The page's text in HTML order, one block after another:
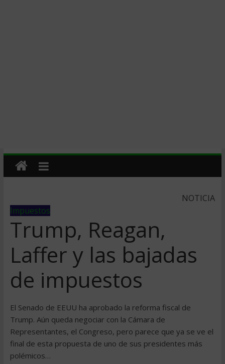
NOTICIA
Impuestos
Trump, Reagan,
Laffer y las bajadas
de impuestos
El Senado de EEUU ha aprobado la reforma fiscal de
Trump. Aún queda negociar con la Cámara de
Representantes, el Congreso, pero parece que ya se ve el
final de esta propuesta de uno de sus presidentes más
polémicos…